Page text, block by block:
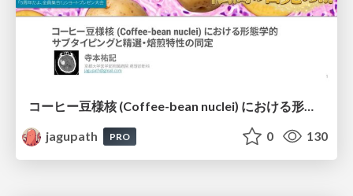
jagupath
PRO 0 130